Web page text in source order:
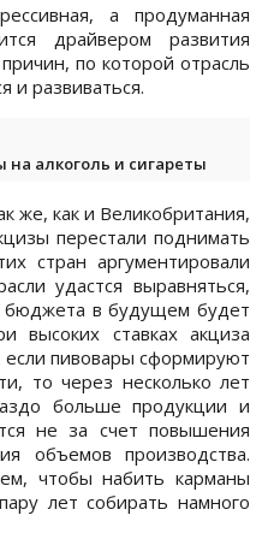
а продуманная
драйвером развития
по которой отрасль
и развиваться.
на алкоголь и сигареты
же, как и Великобритания,
перестали поднимать
стран аргументировали
удастся выравняться,
бюджета в будущем будет
высоких ставках акциза
если пивовары сформируют
то через несколько лет
больше продукции и
не за счет повышения
объемов производства.
чтобы набить карманы
лет собирать намного